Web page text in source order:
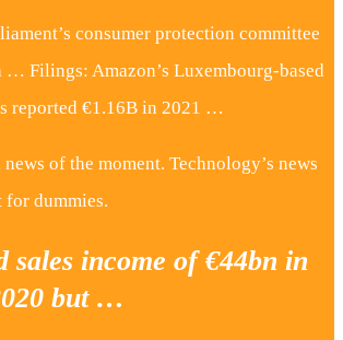
consumer protection committee
… Filings: Amazon’s Luxembourg-based
reported €1.16B in 2021 …
of the moment. Technology’s news
for dummies.
sales income of €44bn in
but …